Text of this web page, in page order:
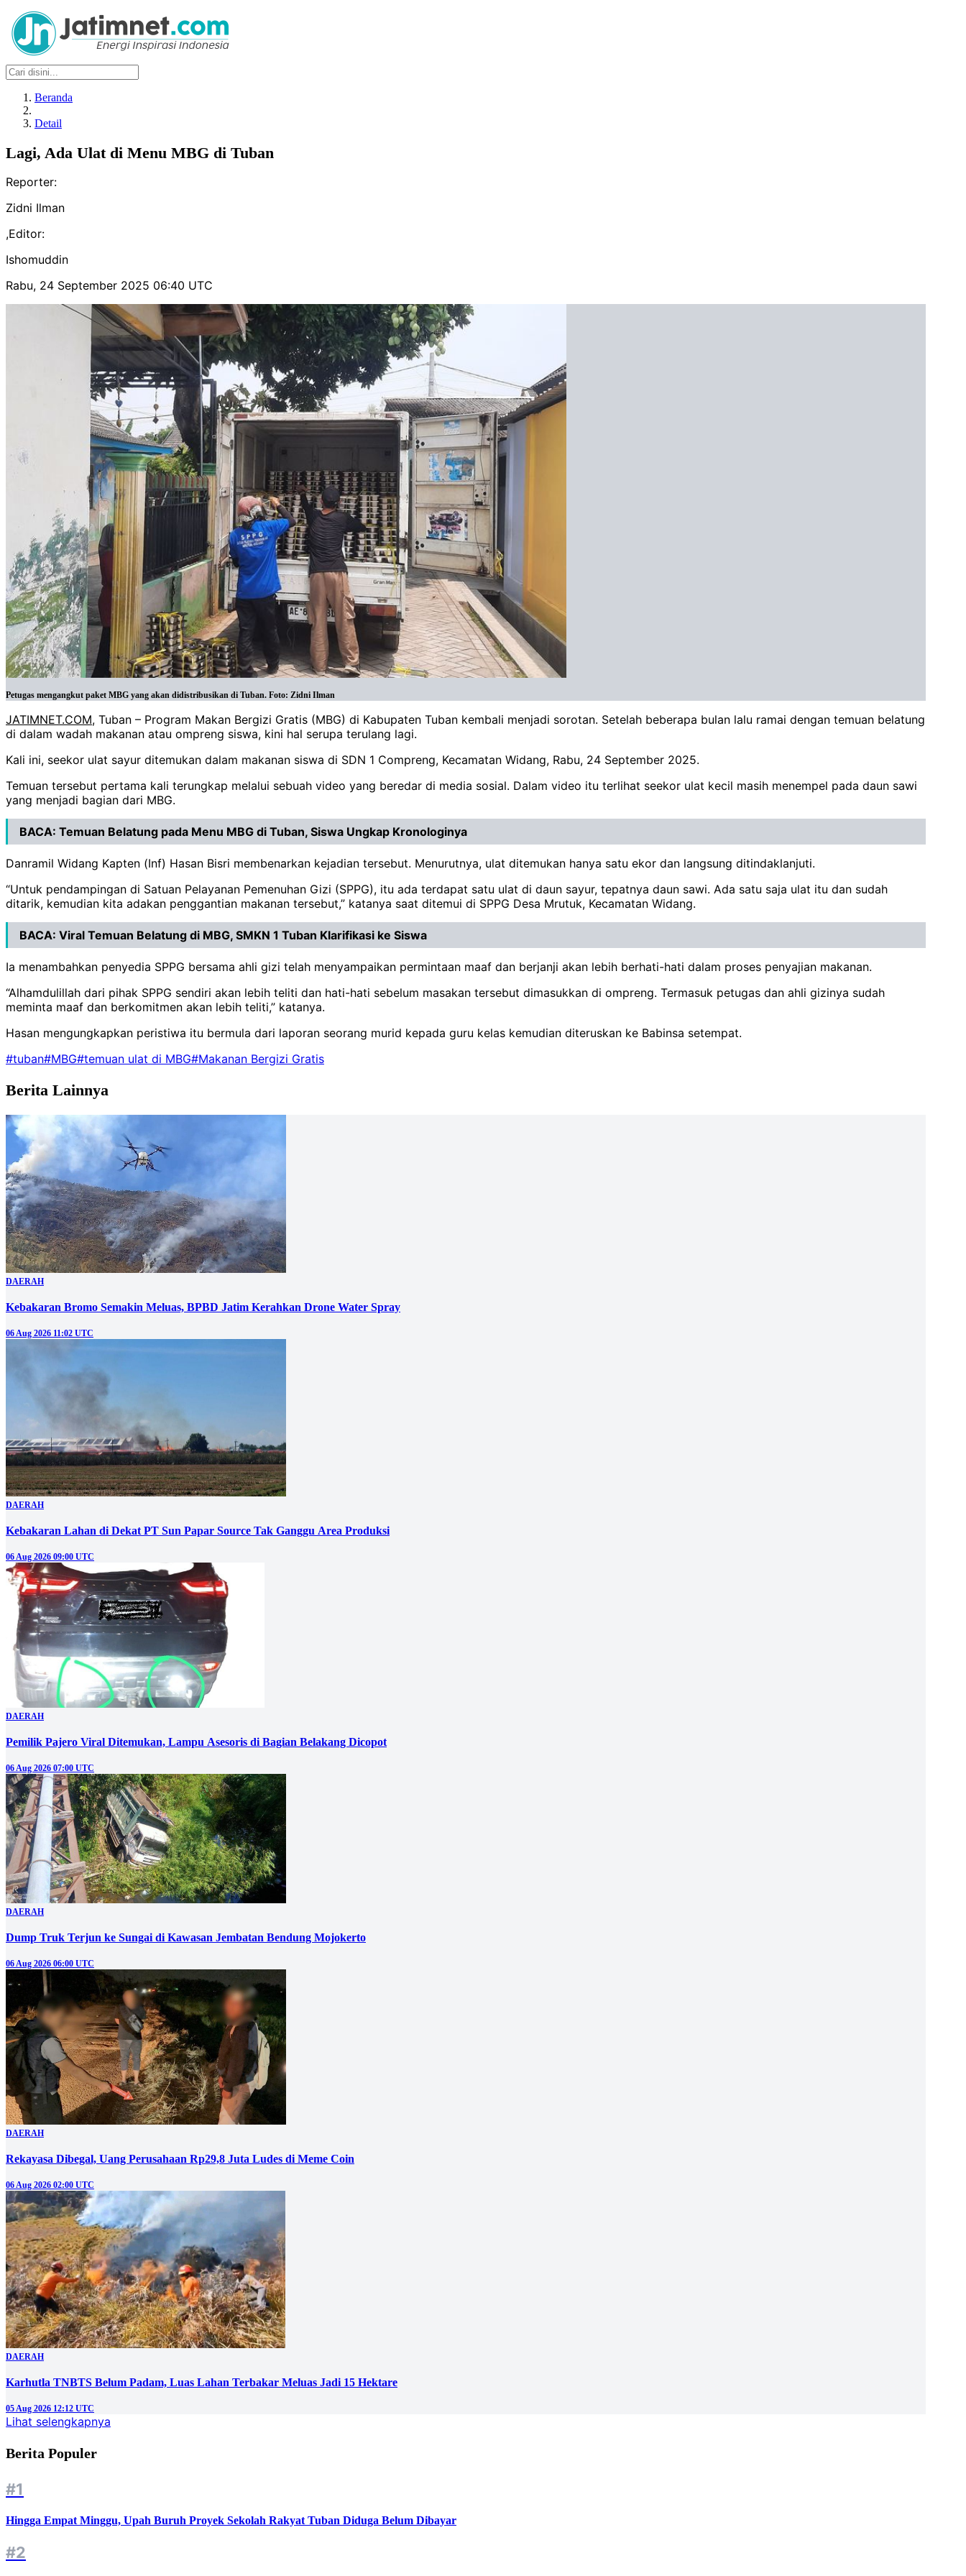
Beranda
Detail
Lagi, Ada Ulat di Menu MBG di Tuban
Reporter:
Zidni Ilman
,Editor:
Ishomuddin
Rabu, 24 September 2025 06:40 UTC
Petugas mengangkut paket MBG yang akan didistribusikan di Tuban. Foto: Zidni Ilman
JATIMNET.COM, Tuban – Program Makan Bergizi Gratis (MBG) di Kabupaten Tuban kembali menjadi sorotan. Setelah beberapa bulan lalu ramai dengan temuan belatung
di dalam wadah makanan atau ompreng siswa, kini hal serupa terulang lagi.
Kali ini, seekor ulat sayur ditemukan dalam makanan siswa di SDN 1 Compreng, Kecamatan Widang, Rabu, 24 September 2025.
Temuan tersebut pertama kali terungkap melalui sebuah video yang beredar di media sosial. Dalam video itu terlihat seekor ulat kecil masih menempel pada daun sawi
yang menjadi bagian dari MBG.
BACA: Temuan Belatung pada Menu MBG di Tuban, Siswa Ungkap Kronologinya
Danramil Widang Kapten (Inf) Hasan Bisri membenarkan kejadian tersebut. Menurutnya, ulat ditemukan hanya satu ekor dan langsung ditindaklanjuti.
“Untuk pendampingan di Satuan Pelayanan Pemenuhan Gizi (SPPG), itu ada terdapat satu ulat di daun sayur, tepatnya daun sawi. Ada satu saja ulat itu dan sudah
ditarik, kemudian kita adakan penggantian makanan tersebut,” katanya saat ditemui di SPPG Desa Mrutuk, Kecamatan Widang.
BACA: Viral Temuan Belatung di MBG, SMKN 1 Tuban Klarifikasi ke Siswa
Ia menambahkan penyedia SPPG bersama ahli gizi telah menyampaikan permintaan maaf dan berjanji akan lebih berhati-hati dalam proses penyajian makanan.
“Alhamdulillah dari pihak SPPG sendiri akan lebih teliti dan hati-hati sebelum masakan tersebut dimasukkan di ompreng. Termasuk petugas dan ahli gizinya sudah
meminta maaf dan berkomitmen akan lebih teliti,” katanya.
Hasan mengungkapkan peristiwa itu bermula dari laporan seorang murid kepada guru kelas kemudian diteruskan ke Babinsa setempat.
#tuban#MBG#temuan ulat di MBG#Makanan Bergizi Gratis
Berita Lainnya
DAERAH
Kebakaran Bromo Semakin Meluas, BPBD Jatim Kerahkan Drone Water Spray
06 Aug 2026 11:02 UTC
DAERAH
Kebakaran Lahan di Dekat PT Sun Papar Source Tak Ganggu Area Produksi
06 Aug 2026 09:00 UTC
DAERAH
Pemilik Pajero Viral Ditemukan, Lampu Asesoris di Bagian Belakang Dicopot
06 Aug 2026 07:00 UTC
DAERAH
Dump Truk Terjun ke Sungai di Kawasan Jembatan Bendung Mojokerto
06 Aug 2026 06:00 UTC
DAERAH
Rekayasa Dibegal, Uang Perusahaan Rp29,8 Juta Ludes di Meme Coin
06 Aug 2026 02:00 UTC
DAERAH
Karhutla TNBTS Belum Padam, Luas Lahan Terbakar Meluas Jadi 15 Hektare
05 Aug 2026 12:12 UTC
Lihat selengkapnya
Berita Populer
#1
Hingga Empat Minggu, Upah Buruh Proyek Sekolah Rakyat Tuban Diduga Belum Dibayar
#2